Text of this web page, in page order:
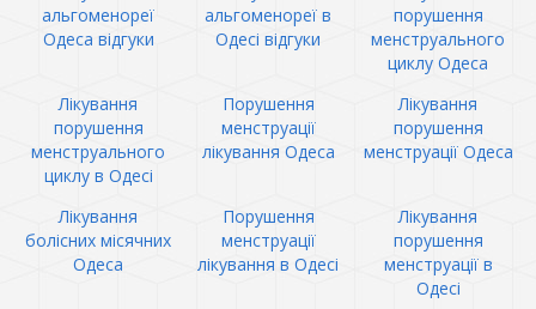
альгоменореї
Одеса відгуки
альгоменореї в
Одесі відгуки
порушення
менструального
циклу Одеса
Лікування
порушення
менструального
циклу в Одесі
Порушення
менструації
лікування Одеса
Лікування
порушення
менструації Одеса
Лікування
болісних місячних
Одеса
Порушення
менструації
лікування в Одесі
Лікування
порушення
менструації в
Одесі